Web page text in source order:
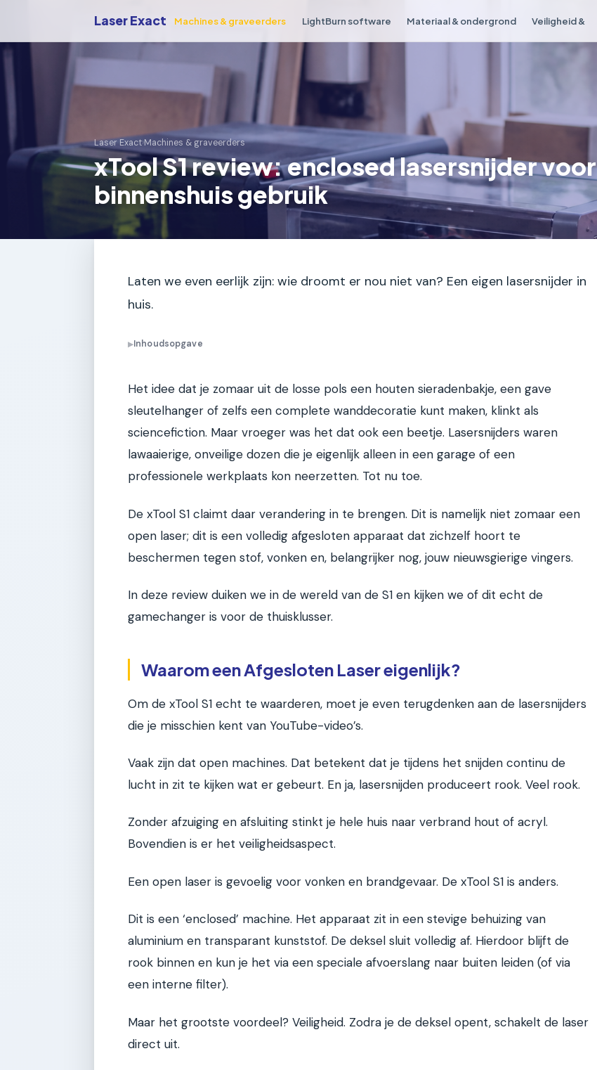
Laser Exact Machines & graveerders LightBurn software Materiaal & ondergrond Veiligheid &
Laser Exact›Machines & graveerders
xTool S1 review: enclosed lasersnijder voor
binnenshuis gebruik
Laten we even eerlijk zijn: wie droomt er nou niet van? Een eigen lasersnijder in
huis.
▶Inhoudsopgave
Het idee dat je zomaar uit de losse pols een houten sieradenbakje, een gave
sleutelhanger of zelfs een complete wanddecoratie kunt maken, klinkt als
sciencefiction. Maar vroeger was het dat ook een beetje. Lasersnijders waren
lawaaierige, onveilige dozen die je eigenlijk alleen in een garage of een
professionele werkplaats kon neerzetten. Tot nu toe.
De xTool S1 claimt daar verandering in te brengen. Dit is namelijk niet zomaar een
open laser; dit is een volledig afgesloten apparaat dat zichzelf hoort te
beschermen tegen stof, vonken en, belangrijker nog, jouw nieuwsgierige vingers.
In deze review duiken we in de wereld van de S1 en kijken we of dit echt de
gamechanger is voor de thuisklusser.
Waarom een Afgesloten Laser eigenlijk?
Om de xTool S1 echt te waarderen, moet je even terugdenken aan de lasersnijders
die je misschien kent van YouTube-video’s.
Vaak zijn dat open machines. Dat betekent dat je tijdens het snijden continu de
lucht in zit te kijken wat er gebeurt. En ja, lasersnijden produceert rook. Veel rook.
Zonder afzuiging en afsluiting stinkt je hele huis naar verbrand hout of acryl.
Bovendien is er het veiligheidsaspect.
Een open laser is gevoelig voor vonken en brandgevaar. De xTool S1 is anders.
Dit is een ‘enclosed’ machine. Het apparaat zit in een stevige behuizing van
aluminium en transparant kunststof. De deksel sluit volledig af. Hierdoor blijft de
rook binnen en kun je het via een speciale afvoerslang naar buiten leiden (of via
een interne filter).
Maar het grootste voordeel? Veiligheid. Zodra je de deksel opent, schakelt de laser
direct uit.